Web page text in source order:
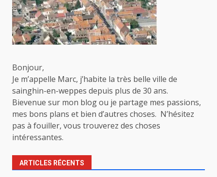
Bonjour,
Je m’appelle Marc, j’habite la très belle ville de
sainghin-en-weppes depuis plus de 30 ans.
Bievenue sur mon blog ou je partage mes passions,
mes bons plans et bien d’autres choses. N’hésitez
pas à fouiller, vous trouverez des choses
intéressantes.
ARTICLES RÉCENTS